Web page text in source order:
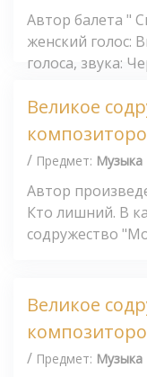
Автор балета "
женский голос:
голоса, звука:
Великое
/ Предмет: Музыка
Автор
Кто лишний. В
содружество
Великое
/ Предмет: Музыка